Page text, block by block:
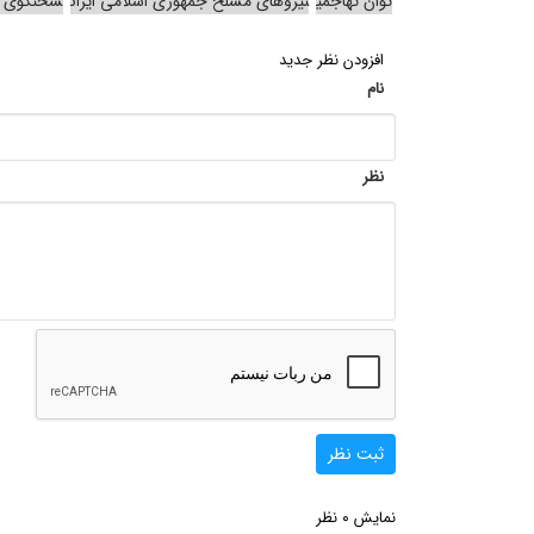
افزودن نظر جدید
نام
نظر
ثبت نظر
نمایش 0 نظر